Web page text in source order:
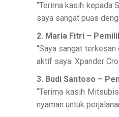
“Terima kasih kepada
saya sangat puas
2. Maria Fitri –
“Saya sangat
aktif saya. Xpander
3. Budi Santoso –
“Terima kasih
nyaman untuk